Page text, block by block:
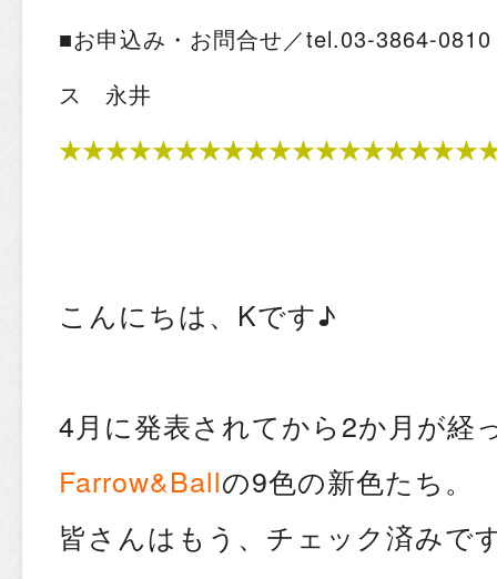
■お申込み・お問合せ／tel.03-3864-
ス 永井
こんにちは、Kです♪
4月に発表されてから2か月が経
Farrow&Ballの9色の新色たち。
皆さんはもう、チェック済みで